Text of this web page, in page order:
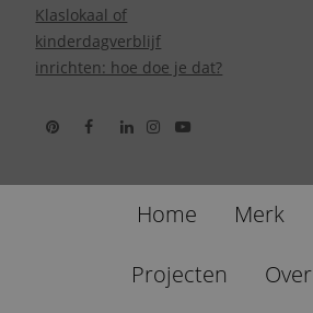
Klaslokaal of
kinderdagverblijf
inrichten: hoe doe je dat?
Home Merk
Projecten Over